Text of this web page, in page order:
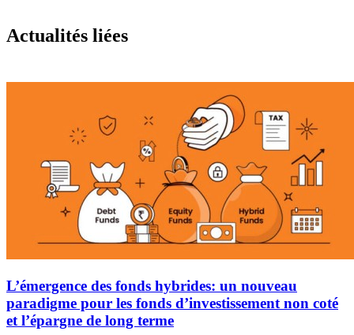
Actualités liées
L’émergence des fonds hybrides: un nouveau
paradigme pour les fonds d’investissement non coté
et l’épargne de long terme